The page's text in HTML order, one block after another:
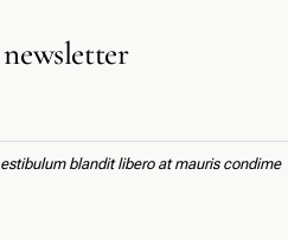
blandit libero at mauris condime